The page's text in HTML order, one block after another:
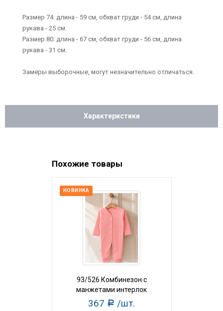
Размер 74: длина - 59 см, обхват груди - 54 см, длина
рукава - 25 см.
Размер 80: длина - 67 см, обхват груди - 56 см, длина
рукава - 31 см.
Замеры выборочные, могут незначительно отличаться.
Характеристики
Похожие товары
НОВИНКА
93/526 Комбинезон с
манжетами интерлок
367 Р /шт.